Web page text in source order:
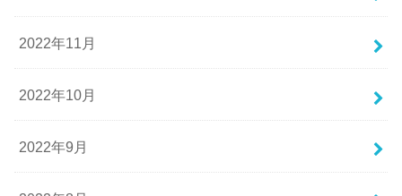
2022年11月
2022年10月
2022年9月